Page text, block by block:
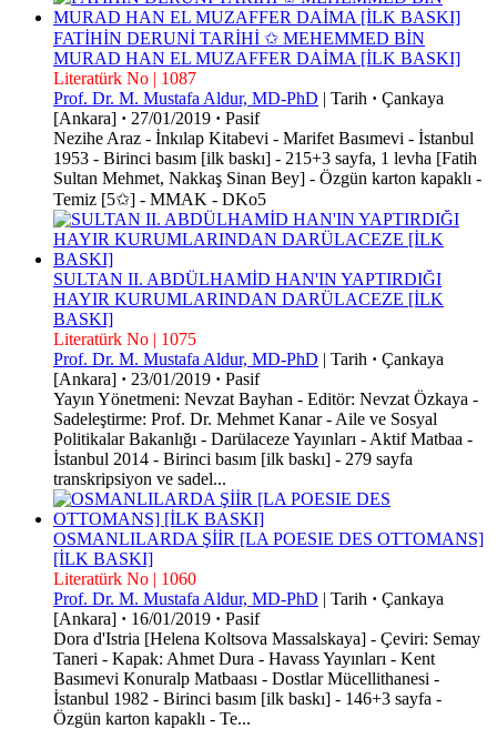
FATİHİN DERUNİ TARİHİ ✩ MEHEMMED BİN
MURAD HAN EL MUZAFFER DAİMA [İLK BASKI]
Literatürk No | 1087
Prof. Dr. M. Mustafa Aldur, MD-PhD | Tarih · Çankaya
[Ankara] · 27/01/2019 · Pasif
Nezihe Araz - İnkılap Kitabevi - Marifet Basımevi - İstanbul
1953 - Birinci basım [ilk baskı] - 215+3 sayfa, 1 levha [Fatih
Sultan Mehmet, Nakkaş Sinan Bey] - Özgün karton kapaklı -
Temiz [5✩] - MMAK - DKo5
SULTAN II. ABDÜLHAMİD HAN'IN YAPTIRDIĞI
HAYIR KURUMLARINDAN DARÜLACEZE [İLK
BASKI]
Literatürk No | 1075
Prof. Dr. M. Mustafa Aldur, MD-PhD | Tarih · Çankaya
[Ankara] · 23/01/2019 · Pasif
Yayın Yönetmeni: Nevzat Bayhan - Editör: Nevzat Özkaya -
Sadeleştirme: Prof. Dr. Mehmet Kanar - Aile ve Sosyal
Politikalar Bakanlığı - Darülaceze Yayınları - Aktif Matbaa -
İstanbul 2014 - Birinci basım [ilk baskı] - 279 sayfa
transkripsiyon ve sadel...
OSMANLILARDA ŞİİR [LA POESIE DES OTTOMANS]
[İLK BASKI]
Literatürk No | 1060
Prof. Dr. M. Mustafa Aldur, MD-PhD | Tarih · Çankaya
[Ankara] · 16/01/2019 · Pasif
Dora d'Istria [Helena Koltsova Massalskaya] - Çeviri: Semay
Taneri - Kapak: Ahmet Dura - Havass Yayınları - Kent
Basımevi Konuralp Matbaası - Dostlar Mücellithanesi -
İstanbul 1982 - Birinci basım [ilk baskı] - 146+3 sayfa -
Özgün karton kapaklı - Te...